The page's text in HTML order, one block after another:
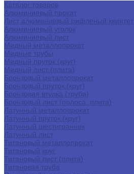
Каталог товаров
Алюминиевый прокат
Лист алюминиевый рифленый квинтет
Алюминиевый уголок
Алюминиевый лист
Медный металлопрокат
Медные трубы
Медный пруток (круг)
Медный лист (плита)
Бронзовый металлопрокат
Бронзовый пруток (круг)
Бронзовая втулка (труба)
Бронзовый лист (полоса, плита)
Латунный металлопрокат
Латунный пруток (круг)
Латунный шестигранник
Латунный лист
Титановый металлопрокат
Титановый круг
Титановый лист (плита)
Титановая труба